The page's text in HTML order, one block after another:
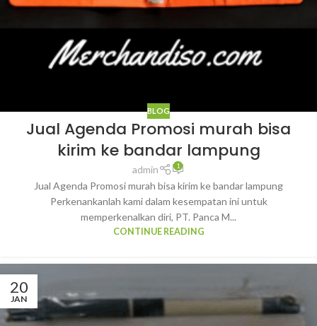
BLOG
Jual Agenda Promosi murah bisa
kirim ke bandar lampung
admin 1
Jual Agenda Promosi murah bisa kirim ke bandar lampung
Perkenankanlah kami dalam kesempatan ini untuk
memperkenalkan diri, PT. Panca M...
CONTINUE READING
20
JAN